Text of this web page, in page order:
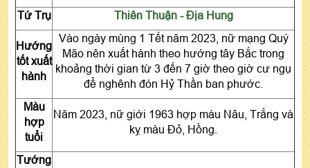
Tứ Trụ Thiên Thuận - Địa Hung
Hướng
tốt xuất
hành
Vào ngày mùng 1 Tết năm 2023, nữ mạng Quý
Mão nên xuất hành theo hướng tây Bắc trong
khoảng thời gian từ 3 đến 7 giờ theo giờ cư ngụ
để nghênh đón Hỷ Thần ban phước.
Màu
hợp
tuổi
Năm 2023, nữ giới 1963 hợp màu Nâu, Trắng và
kỵ màu Đỏ, Hồng.
Tướng